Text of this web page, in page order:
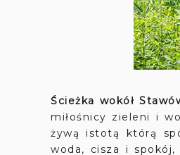
Ścieżka wokół
miłośnicy zieleni i
żywą istotą którą
woda, cisza i